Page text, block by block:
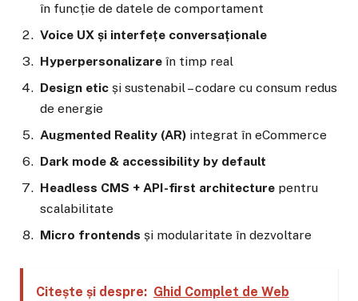
în funcție de datele de comportament
Voice UX și interfețe conversaționale
Hyperpersonalizare în timp real
Design etic și sustenabil – codare cu consum redus
de energie
Augmented Reality (AR) integrat în eCommerce
Dark mode & accessibility by default
Headless CMS + API-first architecture pentru
scalabilitate
Micro frontends și modularitate în dezvoltare
Citește și despre: Ghid Complet de Web